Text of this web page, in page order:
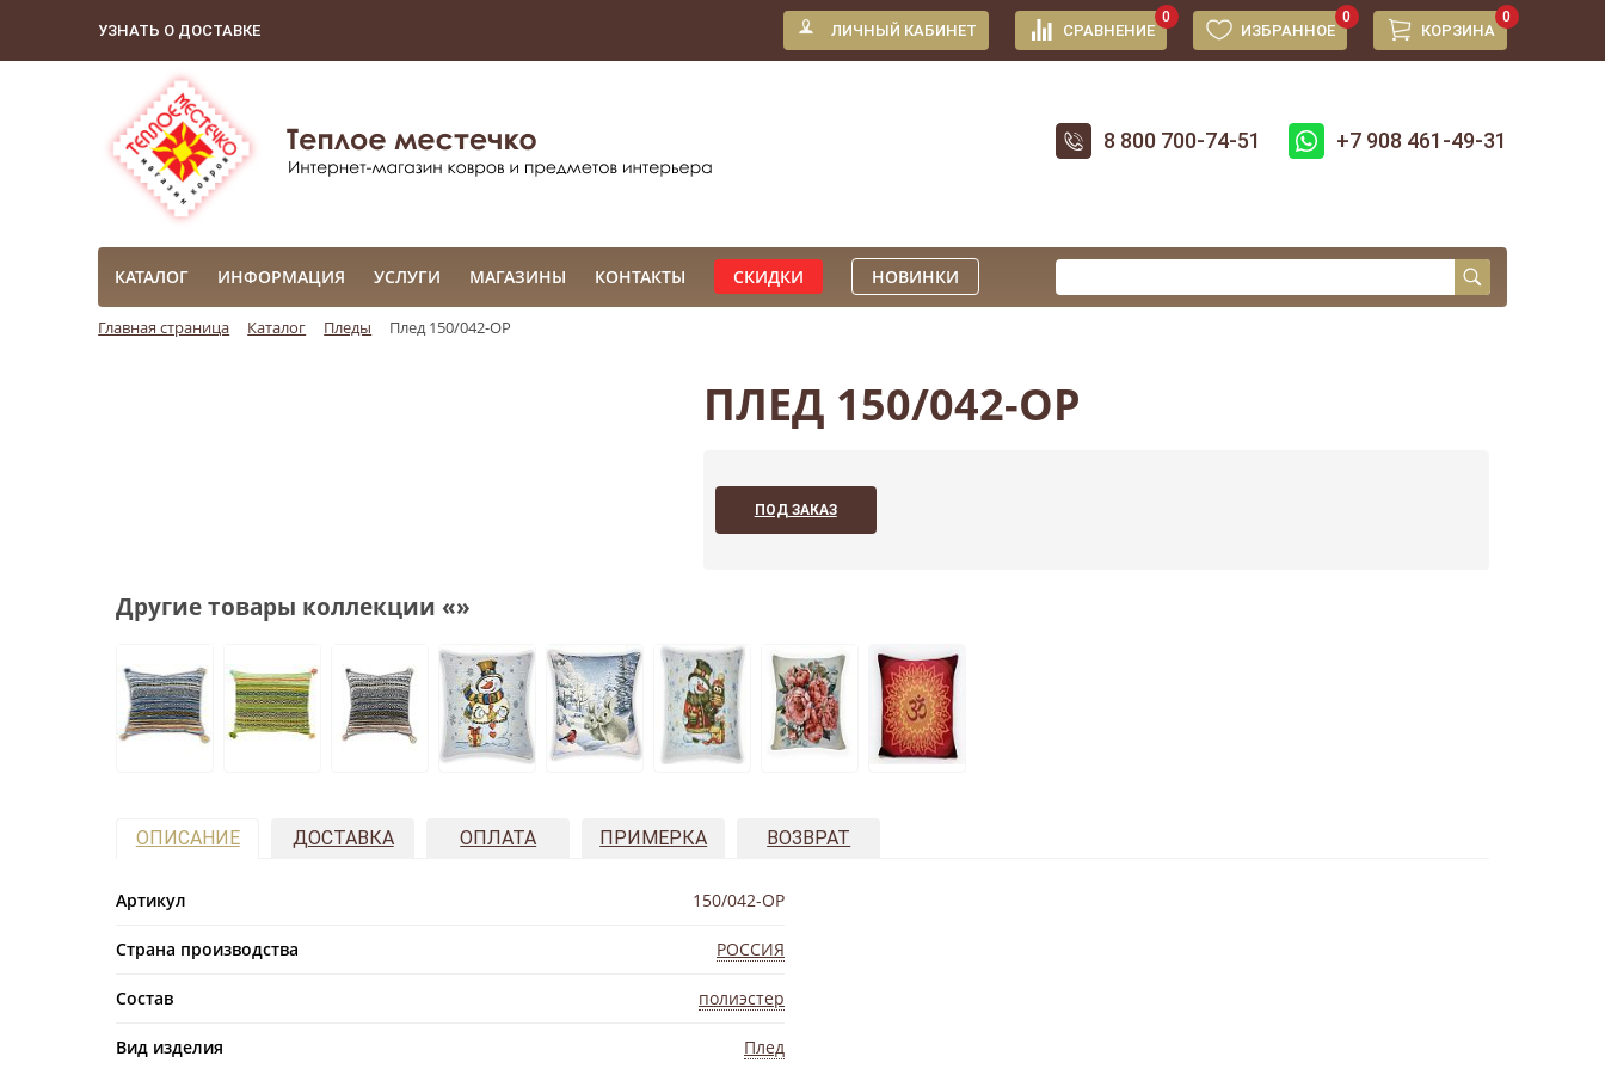
УЗНАТЬ О ДОСТАВКЕ ЛИЧНЫЙ КАБИНЕТ СРАВНЕНИЕ
0
ИЗБРАННОЕ
0
КОРЗИНА
0
8 800 700-74-51 +7 908 461-49-31
КАТАЛОГ ИНФОРМАЦИЯ УСЛУГИ МАГАЗИНЫ КОНТАКТЫ СКИДКИ НОВИНКИ
Главная страница Каталог Пледы Плед 150/042-OP
ПЛЕД 150/042-OP
ПОД ЗАКАЗ
Другие товары коллекции «»
ОПИСАНИЕ ДОСТАВКА ОПЛАТА ПРИМЕРКА ВОЗВРАТ
Артикул 150/042-OP
Страна производства РОССИЯ
Состав полиэстер
Вид изделия Плед